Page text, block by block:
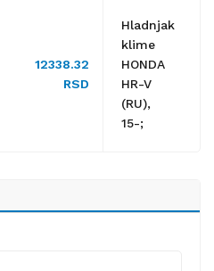
12338.32
RSD
Hladnjak
klime
HONDA
HR-V
(RU),
15-;